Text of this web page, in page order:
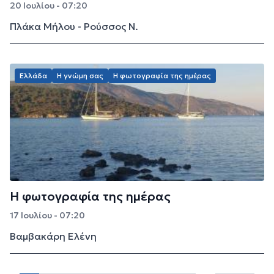
20 Ιουλίου - 07:20
Πλάκα Μήλου - Ρούσσος Ν.
Ελλάδα Η γνώμη σας Η φωτογραφία της ημέρας
Η φωτογραφία της ημέρας
17 Ιουλίου - 07:20
Βαμβακάρη Ελένη